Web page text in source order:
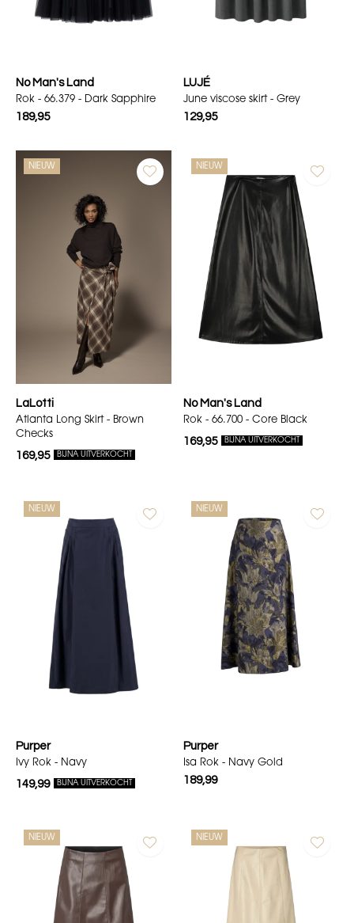
No Man's Land
Rok - 66.379 - Dark Sapphire
189,95
LUJÉ
June viscose skirt - Grey
129,95
NIEUW
LaLotti
Atlanta Long Skirt - Brown
Checks
169,95 BIJNA UITVERKOCHT
NIEUW
No Man's Land
Rok - 66.700 - Core Black
169,95 BIJNA UITVERKOCHT
NIEUW
Purper
Ivy Rok - Navy
149,99 BIJNA UITVERKOCHT
NIEUW
Purper
Isa Rok - Navy Gold
189,99
NIEUW NIEUW